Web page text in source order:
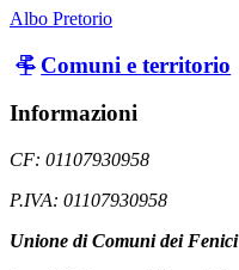
Albo Pretorio
Comuni e territorio
Informazioni
CF: 01107930958
P.IVA: 01107930958
Unione di Comuni dei Fenici